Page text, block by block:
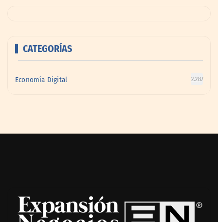
CATEGORÍAS
Economía Digital 2.287